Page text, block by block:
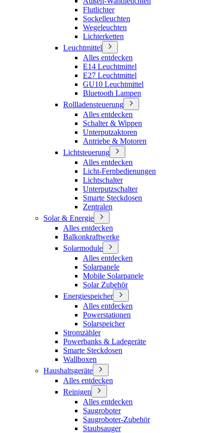
Flutlichter
Sockelleuchten
Wegeleuchten
Lichterketten
Leuchtmittel
Alles entdecken
E14 Leuchtmittel
E27 Leuchtmittel
GU10 Leuchtmittel
Bluetooth Lampen
Rollladensteuerung
Alles entdecken
Schalter & Wippen
Unterputzaktoren
Antriebe & Motoren
Lichtsteuerung
Alles entdecken
Licht-Fernbedienungen
Lichtschalter
Unterputzschalter
Smarte Steckdosen
Zentralen
Solar & Energie
Alles entdecken
Balkonkraftwerke
Solarmodule
Alles entdecken
Solarpanele
Mobile Solarpanele
Solar Zubehör
Energiespeicher
Alles entdecken
Powerstationen
Solarspeicher
Stromzähler
Powerbanks & Ladegeräte
Smarte Steckdosen
Wallboxen
Haushaltsgeräte
Alles entdecken
Reinigen
Alles entdecken
Saugroboter
Saugroboter-Zubehör
Staubsauger